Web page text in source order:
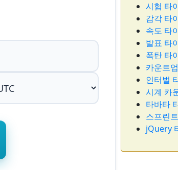
시험 타
감각 타
속도 타
발표 타
폭탄 타
카운트
인터벌
시계 카
타바타
스프린
jQuery